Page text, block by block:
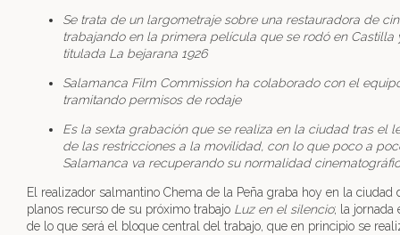
Se trata de un largometraje sobre una restauradora de
trabajando en la primera película que se rodó en Castilla
titulada La bejarana 1926
Salamanca Film Commission ha colaborado con el
tramitando permisos de rodaje
Es la sexta grabación que se realiza en la ciudad tras el
de las restricciones a la movilidad, con lo que poco a
Salamanca va recuperando su normalidad
El realizador salmantino Chema de la Peña graba hoy en la ciudad
planos recurso de su próximo trabajo Luz en el silencio; la jornada
de lo que será el bloque central del trabajo, que en principio se